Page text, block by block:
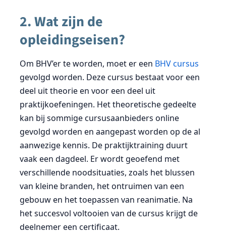
2. Wat zijn de
opleidingseisen?
Om BHV’er te worden, moet er een BHV cursus
gevolgd worden. Deze cursus bestaat voor een
deel uit theorie en voor een deel uit
praktijkoefeningen. Het theoretische gedeelte
kan bij sommige cursusaanbieders online
gevolgd worden en aangepast worden op de al
aanwezige kennis. De praktijktraining duurt
vaak een dagdeel. Er wordt geoefend met
verschillende noodsituaties, zoals het blussen
van kleine branden, het ontruimen van een
gebouw en het toepassen van reanimatie. Na
het succesvol voltooien van de cursus krijgt de
deelnemer een certificaat.